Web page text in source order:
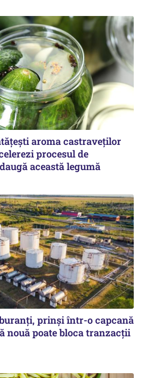
aroma castraveților
procesul de
această legumă
prinși într-o capcană
nouă poate bloca tranzacții